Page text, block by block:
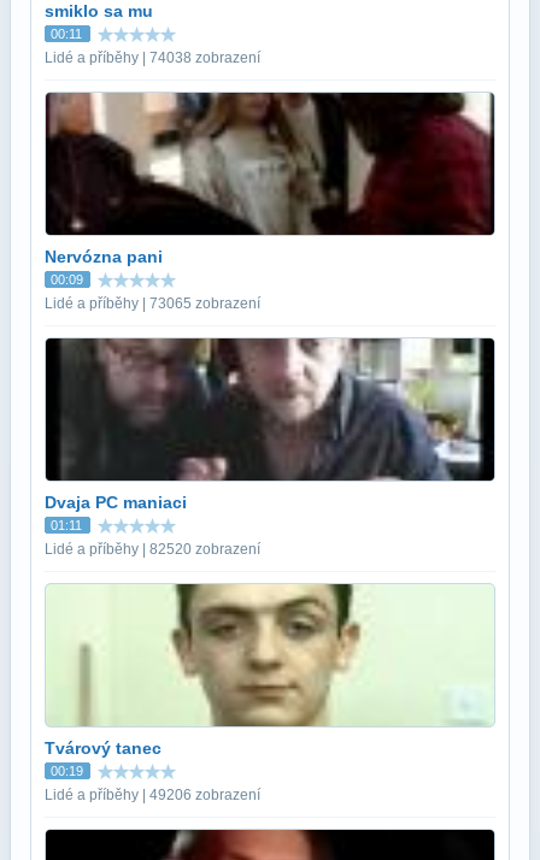
smiklo sa mu
00:11
Lidé a příběhy | 74038 zobrazení
Nervózna pani
00:09
Lidé a příběhy | 73065 zobrazení
Dvaja PC maniaci
01:11
Lidé a příběhy | 82520 zobrazení
Tvárový tanec
00:19
Lidé a příběhy | 49206 zobrazení